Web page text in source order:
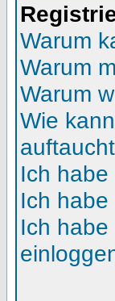
Warum
Warum
Warum
Wie
Ich habe
Ich
Ich